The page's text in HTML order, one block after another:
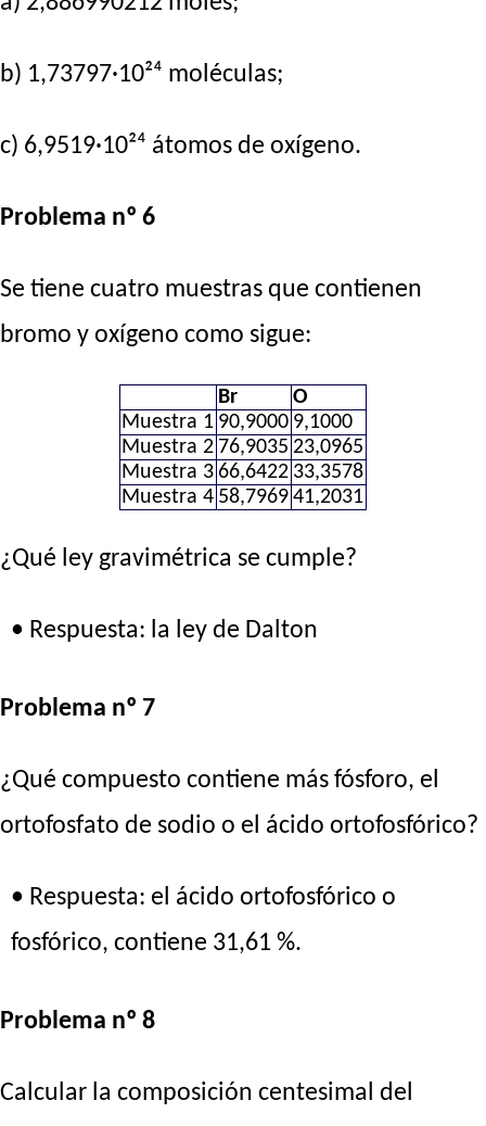
b) 1,73797·10²⁴ moléculas;
c) 6,9519·10²⁴ átomos de oxígeno.
Problema nº 6
Se tiene cuatro muestras que contienen
bromo y oxígeno como sigue:
Br
O
Muestra 1 90,9000 9,1000
Muestra 2 76,9035 23,0965
Muestra 3 66,6422 33,3578
Muestra 4 58,7969 41,2031
¿Qué ley gravimétrica se cumple?
• Respuesta: la ley de Dalton
Problema nº 7
¿Qué compuesto contiene más fósforo, el
ortofosfato de sodio o el ácido ortofosfórico?
• Respuesta: el ácido ortofosfórico o
fosfórico, contiene 31,61 %.
Problema nº 8
Calcular la composición centesimal del